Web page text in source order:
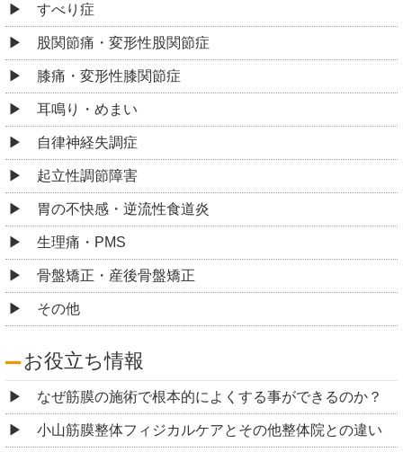
すべり症
股関節痛・変形性股関節症
膝痛・変形性膝関節症
耳鳴り・めまい
自律神経失調症
起立性調節障害
胃の不快感・逆流性食道炎
生理痛・PMS
骨盤矯正・産後骨盤矯正
その他
お役立ち情報
なぜ筋膜の施術で根本的によくする事ができるのか？
小山筋膜整体フィジカルケアとその他整体院との違い